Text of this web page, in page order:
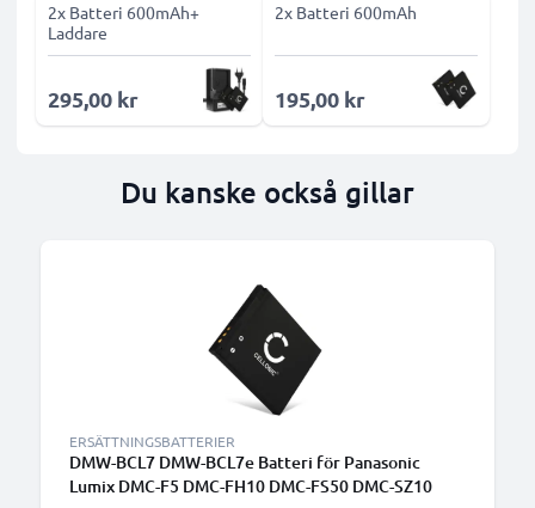
2x Batteri 600mAh+
Laddare
295,00 kr
2x Batteri 600mAh
195,00 kr
Du kanske också gillar
ERSÄTTNINGSBATTERIER
DMW-BCL7 DMW-BCL7e Batteri för Panasonic
Lumix DMC-F5 DMC-FH10 DMC-FS50 DMC-SZ10